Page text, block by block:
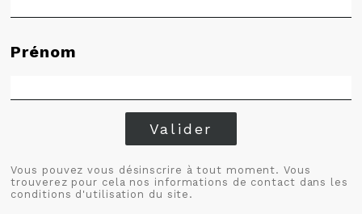
Prénom
Valider
Vous pouvez vous désinscrire à tout moment. Vous
trouverez pour cela nos informations de contact dans les
conditions d'utilisation du site.